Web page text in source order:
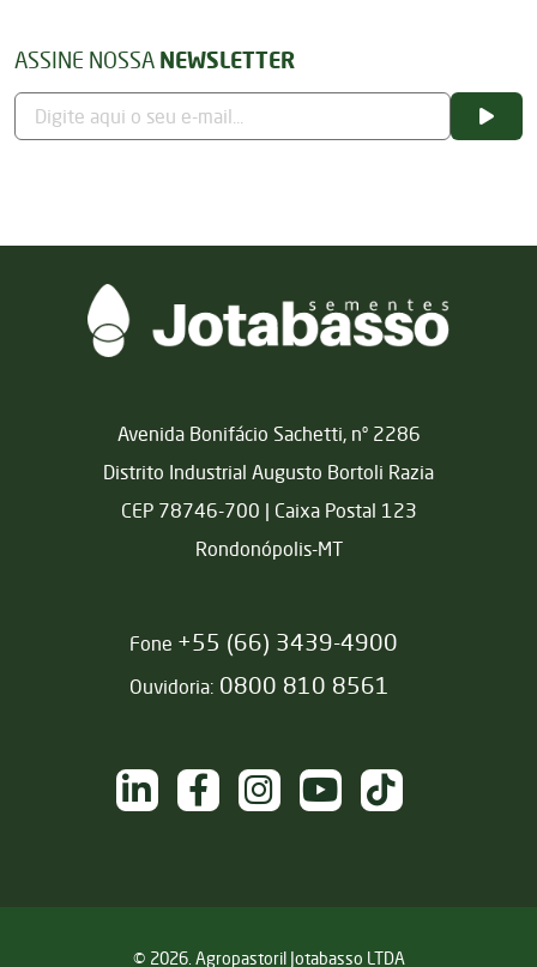
ASSINE NOSSA NEWSLETTER
Matriz
Avenida Bonifácio Sachetti, nº 2286
Distrito Industrial Augusto Bortoli Razia
CEP 78746-700 | Caixa Postal 123
Rondonópolis-MT
Fone +55 (66) 3439-4900
Ouvidoria: 0800 810 8561
NAS REDES SOCIAIS
© 2026. Agropastoril Jotabasso LTDA